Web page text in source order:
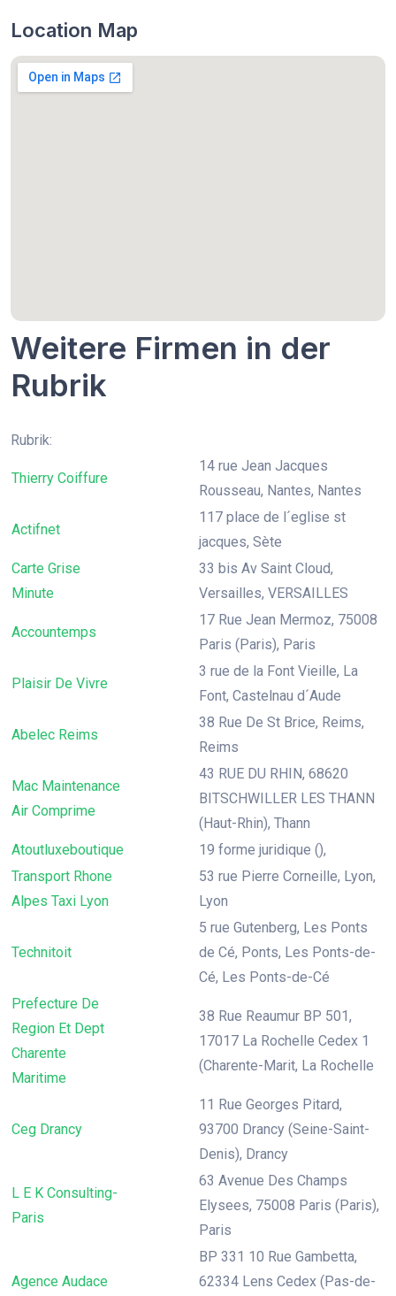
Location Map
Weitere Firmen in der
Rubrik
Rubrik:
Thierry Coiffure
14 rue Jean Jacques
Rousseau, Nantes, Nantes
Actifnet
117 place de l´eglise st
jacques, Sète
Carte Grise
Minute
33 bis Av Saint Cloud,
Versailles, VERSAILLES
Accountemps
17 Rue Jean Mermoz, 75008
Paris (Paris), Paris
Plaisir De Vivre
3 rue de la Font Vieille, La
Font, Castelnau d´Aude
Abelec Reims
38 Rue De St Brice, Reims,
Reims
Mac Maintenance
Air Comprime
43 RUE DU RHIN, 68620
BITSCHWILLER LES THANN
(Haut-Rhin), Thann
Atoutluxeboutique
19 forme juridique (),
Transport Rhone
Alpes Taxi Lyon
53 rue Pierre Corneille, Lyon,
Lyon
Technitoit
5 rue Gutenberg, Les Ponts
de Cé, Ponts, Les Ponts-de-
Cé, Les Ponts-de-Cé
Prefecture De
Region Et Dept
Charente
Maritime
38 Rue Reaumur BP 501,
17017 La Rochelle Cedex 1
(Charente-Marit, La Rochelle
Ceg Drancy
11 Rue Georges Pitard,
93700 Drancy (Seine-Saint-
Denis), Drancy
L E K Consulting-
Paris
63 Avenue Des Champs
Elysees, 75008 Paris (Paris),
Paris
Agence Audace
BP 331 10 Rue Gambetta,
62334 Lens Cedex (Pas-de-